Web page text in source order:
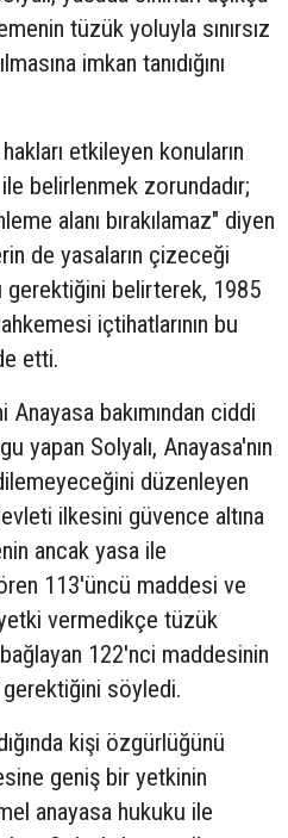
tüzük yoluyla sınırsız
imkan tanıdığını
etkileyen konuların
ile belirlenmek zorundadır;
alanı bırakılamaz" diyen
de yasaların çizeceği
gerektiğini belirterek, 1985
içtihatlarının bu
etti.
Anayasa bakımından ciddi
yapan Solyalı, Anayasa'nın
düzenleyen
ilkesini güvence altına
ancak yasa ile
113'üncü maddesi ve
vermedikçe tüzük
bağlayan 122'nci maddesinin
söyledi.
kişi özgürlüğünü
geniş bir yetkinin
anayasa hukuku ile